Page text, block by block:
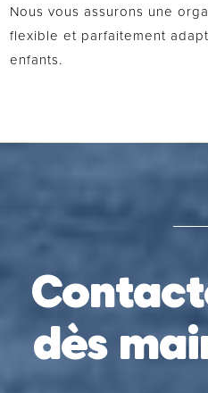
Nous vous assurons une
flexible et parfaitement
enfants.
dès